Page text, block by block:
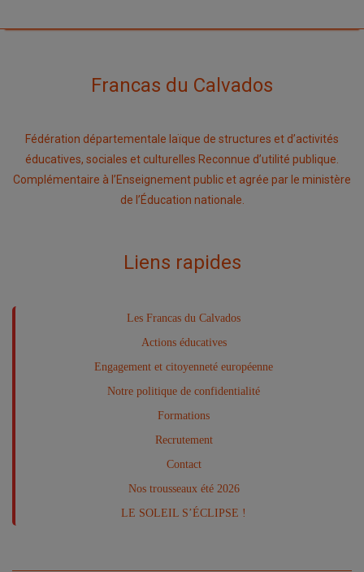
Francas du Calvados
Fédération départementale laïque de structures et d’activités
éducatives, sociales et culturelles Reconnue d’utilité publique.
Complémentaire à l’Enseignement public et agrée par le ministère
de l’Éducation nationale.
Liens rapides
Les Francas du Calvados
Actions éducatives
Engagement et citoyenneté européenne
Notre politique de confidentialité
Formations
Recrutement
Contact
Nos trousseaux été 2026
LE SOLEIL S’ÉCLIPSE !